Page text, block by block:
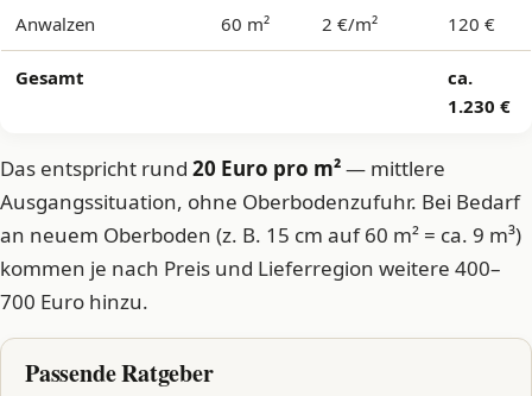
Anwalzen 60 m² 2 €/m² 120 €
Gesamt
ca.
1.230 €
Das entspricht rund 20 Euro pro m²— mittlere
Ausgangssituation, ohne Oberbodenzufuhr. Bei Bedarf
an neuem Oberboden (z. B. 15 cm auf 60 m² = ca. 9 m³)
kommen je nach Preis und Lieferregion weitere 400–
700 Euro hinzu.
Passende Ratgeber